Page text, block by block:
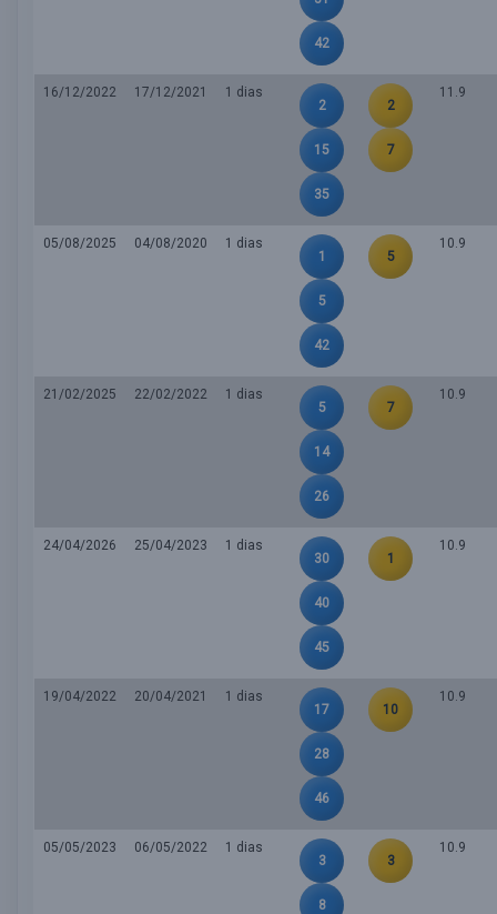
42
16/12/2022 17/12/2021
1 dias
2
15
35
2
7
11.9
05/08/2025 04/08/2020
1 dias
1
5
42
5
10.9
21/02/2025 22/02/2022
1 dias
5
14
26
7
10.9
24/04/2026 25/04/2023
1 dias
30
40
45
1
10.9
19/04/2022 20/04/2021
1 dias
17
28
46
10
10.9
05/05/2023 06/05/2022
1 dias
3
8
3
10.9